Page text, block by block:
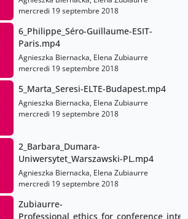
mercredi 19 septembre 2018
6_Philippe_Séro-Guillaume-ESIT-
Paris.mp4
Agnieszka Biernacka, Elena Zubiaurre
mercredi 19 septembre 2018
5_Marta_Seresi-ELTE-Budapest.mp4
Agnieszka Biernacka, Elena Zubiaurre
mercredi 19 septembre 2018
2_Barbara_Dumara-
Uniwersytet_Warszawski-PL.mp4
Agnieszka Biernacka, Elena Zubiaurre
mercredi 19 septembre 2018
Zubiaurre-